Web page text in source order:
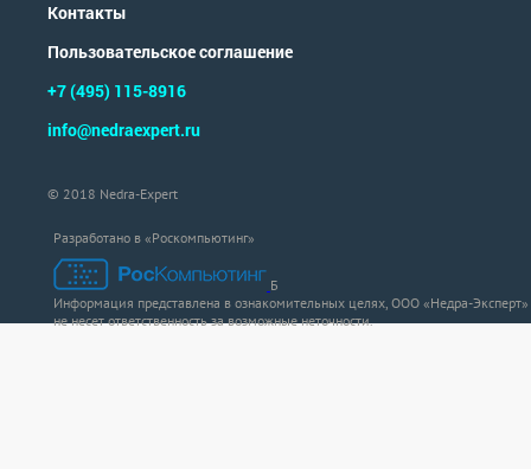
Контакты
Пользовательское соглашение
+7 (495) 115-8916
info@nedraexpert.ru
© 2018 Nedra-Expert
Разработано в «Роскомпьютинг»
Б
Информация представлена в ознакомительных целях, ООО «Недра-Эксперт»
не несет ответственность за возможные неточности.